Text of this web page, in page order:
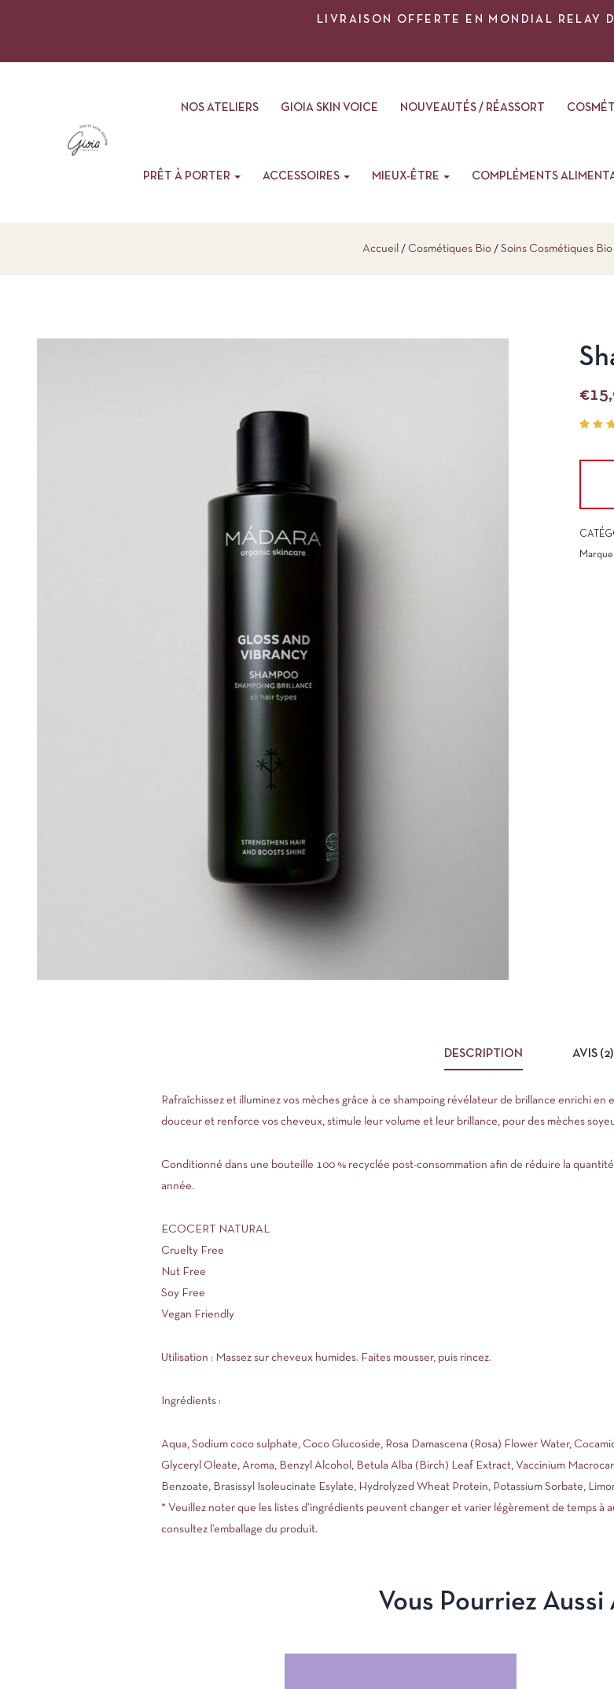
LIVRAISON OFFERTE EN MONDIAL RELAY
NOS ATELIERS GIOIA SKIN VOICE NOUVEAUTÉS / RÉASSORT
PRÊT À PORTER ACCESSOIRES MIEUX-ÊTRE COMPLÉMENTS
Accueil Cosmétiques Bio Soins Cosmétiques Bio
€
sur
Marque
DESCRIPTION AVIS (2)
Rafraîchissez et illuminez vos mèches grâce à ce shampoing révélateur de brillance enrichi
douceur et renforce vos cheveux, stimule leur volume et leur brillance, pour des mèches
Conditionné dans une bouteille 100 % recyclée post-consommation afin de réduire la
année.
ECOCERT NATURAL
Cruelty Free
Nut Free
Soy Free
Vegan Friendly
Utilisation : Massez sur cheveux humides. Faites mousser, puis rincez.
Ingrédients :
Aqua, Sodium coco sulphate, Coco Glucoside, Rosa Damascena (Rosa) Flower Water,
Glyceryl Oleate, Aroma, Benzyl Alcohol, Betula Alba (Birch) Leaf Extract, Vaccinium
Benzoate, Brasissyl Isoleucinate Esylate, Hydrolyzed Wheat Protein, Potassium Sorbate,
* Veuillez noter que les listes d’ingrédients peuvent changer et varier légèrement de temps à
consultez l’emballage du produit.
Vous Pourriez Aussi